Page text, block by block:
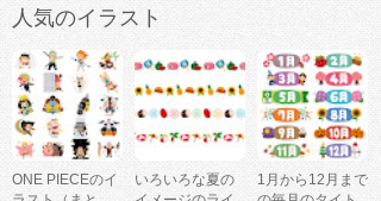
人気のイラスト
ONE PIECEのイ
いろいろな夏の
1月から12月まで